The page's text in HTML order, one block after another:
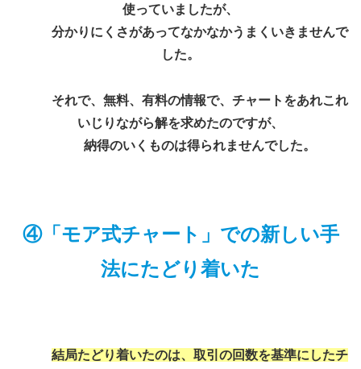
使っていましたが、
分かりにくさがあってなかなかうまくいきませんで
した。
それで、無料、有料の情報で、チャートをあれこれ
いじりながら解を求めたのですが、
納得のいくものは得られませんでした。
④「モア式チャート」での新しい手
法にたどり着いた
結局たどり着いたのは、取引の回数を基準にしたチ